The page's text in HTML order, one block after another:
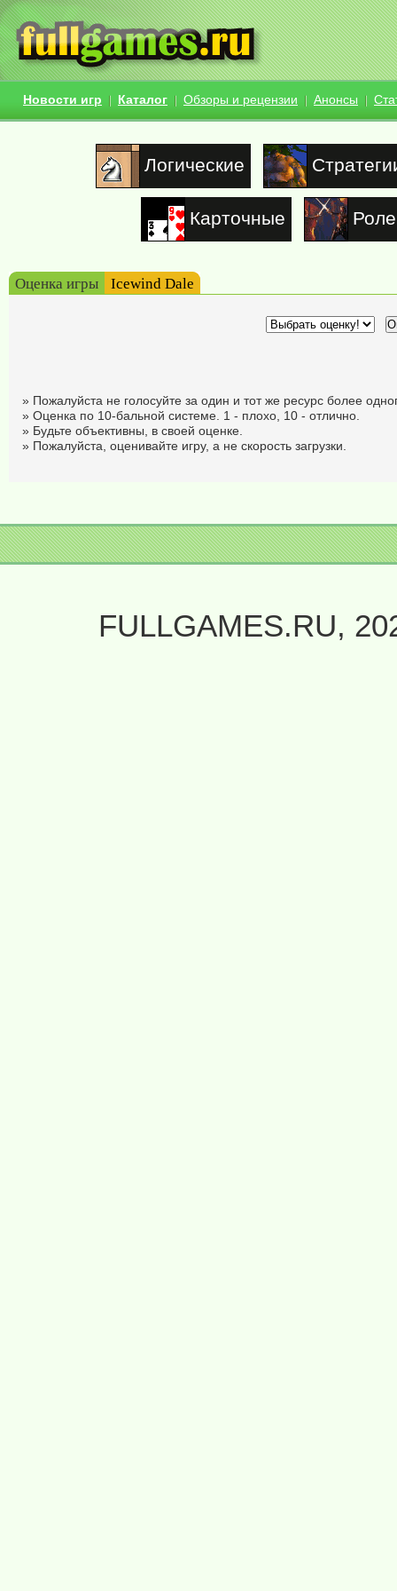
Новости игр Каталог Обзоры и рецензии Анонсы
Логические
Карточные
Оценка игры Icewind Dale
» Пожалуйста не голосуйте за один и тот же ресурс более
» Оценка по 10-бальной системе. 1 - плохо, 10 - отлично.
» Будьте объективны, в своей оценке.
» Пожалуйста, оценивайте игру, а не скорость загрузки.
FULLGAMES.RU,